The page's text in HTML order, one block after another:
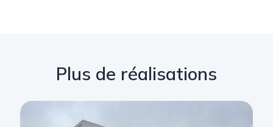
Plus de réalisations